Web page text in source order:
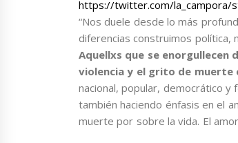
https://twitter.com/la_campora/
“Nos duele desde lo más
diferencias construimos política,
Aquellxs que se enorgullecen
violencia y el grito de muerte
nacional, popular, democrático
también haciendo énfasis en el
muerte por sobre la vida. El